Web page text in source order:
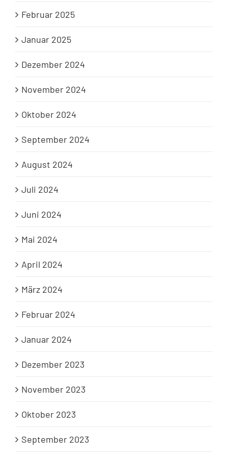
Februar 2025
Januar 2025
Dezember 2024
November 2024
Oktober 2024
September 2024
August 2024
Juli 2024
Juni 2024
Mai 2024
April 2024
März 2024
Februar 2024
Januar 2024
Dezember 2023
November 2023
Oktober 2023
September 2023